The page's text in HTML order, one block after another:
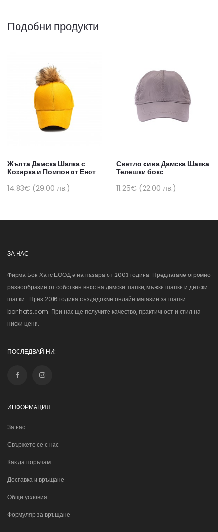
Подобни продукти
Жълта Дамска Шапка с
Козирка и Помпон от Енот
14.83€ (29.00 лв.)
Светло сива Дамска Шапка
Телешки бокс
11.25€ (22.00 лв.)
ЗА НАС
Фирма Бон Хатс ЕООД е на пазара от 2003 година. Предлагаме огромно
разнообразие от собствен внос на дамски шапки, мъжки шапки и детски
шапки. През 2016 година създадохме онлайн магазин за шапки
bonhats.com. При нас ще получите качество, практичност и стил на
ниски цени.
ПОСЛЕДВАЙ НИ:
ИНФОРМАЦИЯ
За нас
Свържете се с нас
Как да поръчам
Доставка и връщане
Общи условия
Формуляр за връщане